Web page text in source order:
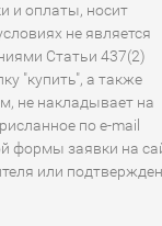
и оплаты, носит
не является
Статьи 437(2)
"купить", а также
не накладывает на
по e-mail
формы заявки на
или